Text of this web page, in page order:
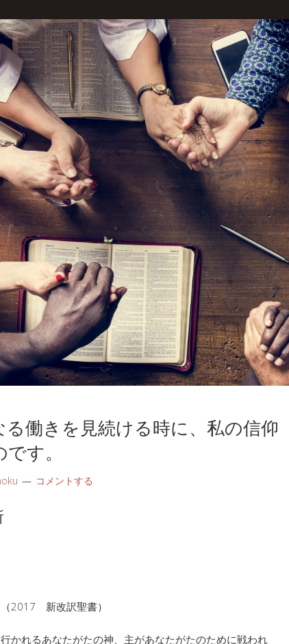
働きを見続ける時に、私の信仰
す。
コメントする
2017 新改訳聖書）
かれるあなたがたの神、主があなたがたのために戦われ